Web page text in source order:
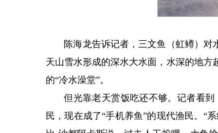
陈海龙告诉记者，三文鱼（虹鳟）
天山雪水形成的深水大水面，水深的地方
的“冷水澡堂”。
但光靠老天赏饭吃还不够。记者看到
民，现在成了“手机养鱼”的现代渔民。“